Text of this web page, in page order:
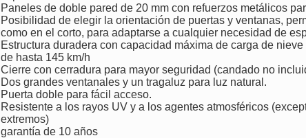
Paneles de doble pared de 20 mm con refuerzos metálicos
Posibilidad de elegir la orientación de puertas y ventanas,
como en el corto, para adaptarse a cualquier necesidad de
Estructura duradera con capacidad máxima de carga de
de hasta 145 km/h
Cierre con cerradura para mayor seguridad (candado no
Dos grandes ventanales y un tragaluz para luz natural.
Puerta doble para fácil acceso.
Resistente a los rayos UV y a los agentes atmosféricos
extremos)
garantía de 10 años